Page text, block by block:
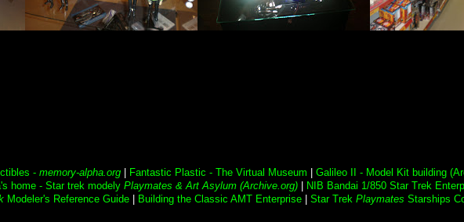
- memory-alpha.org Fantastic Plastic - The Virtual Museum Galileo II - Model Kit building
home - Star trek modely Playmates & Art Asylum (Archive.org) NIB Bandai 1/850 Star Trek
Modeler's Reference Guide Building the Classic AMT Enterprise Star Trek Playmates Starships